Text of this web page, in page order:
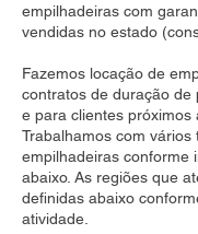
empilhadeiras com
vendidas no estado
Fazemos locação de
contratos de duração de
e para clientes próximos
Trabalhamos com vários
empilhadeiras conforme
abaixo. As regiões que
definidas abaixo
atividade.